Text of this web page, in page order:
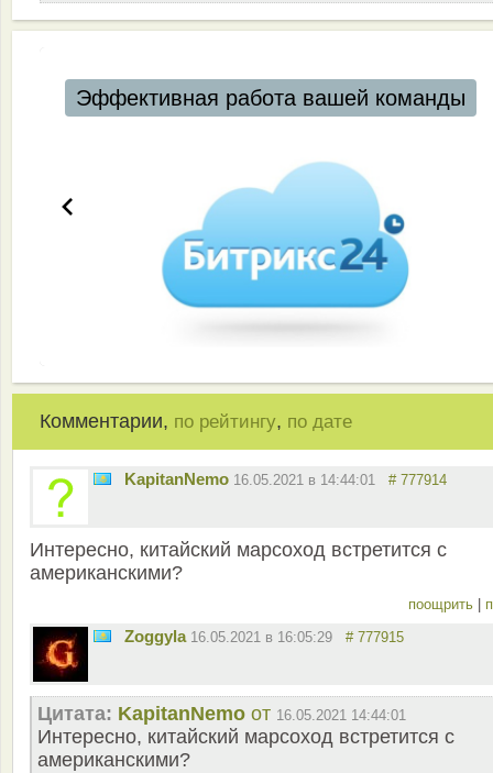
Эффективная работа вашей команды
Комментарии, по рейтингу, по дате
KapitanNemo 16.05.2021 в 14:44:01 # 777914
Интересно, китайский марсоход встретится с
американскими?
поощрить
Zoggyla 16.05.2021 в 16:05:29 # 777915
Цитата: KapitanNemo от 16.05.2021 14:44:01
Интересно, китайский марсоход встретится с
американскими?